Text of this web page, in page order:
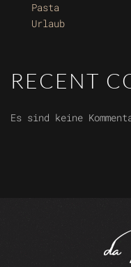
Pasta
Urlaub
RECENT
Es sind keine